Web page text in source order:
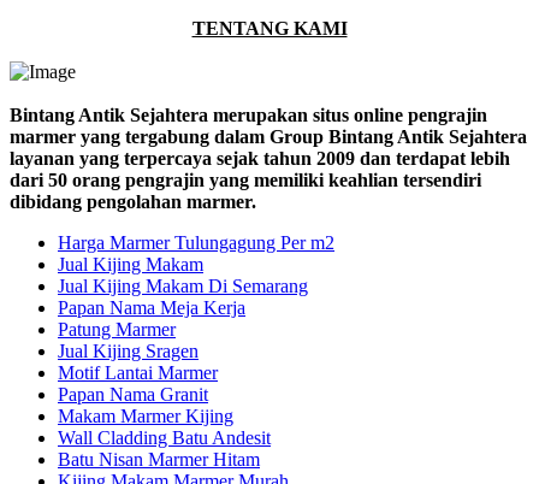
TENTANG KAMI
Bintang Antik Sejahtera merupakan situs online pengrajin
marmer yang tergabung dalam Group Bintang Antik Sejahtera
layanan yang terpercaya sejak tahun 2009 dan terdapat lebih
dari 50 orang pengrajin yang memiliki keahlian tersendiri
dibidang pengolahan marmer.
Harga Marmer Tulungagung Per m2
Jual Kijing Makam
Jual Kijing Makam Di Semarang
Papan Nama Meja Kerja
Patung Marmer
Jual Kijing Sragen
Motif Lantai Marmer
Papan Nama Granit
Makam Marmer Kijing
Wall Cladding Batu Andesit
Batu Nisan Marmer Hitam